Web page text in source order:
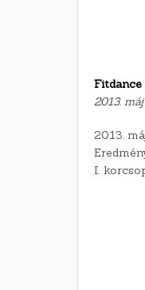
Fitdance
2013.
2013.
I.